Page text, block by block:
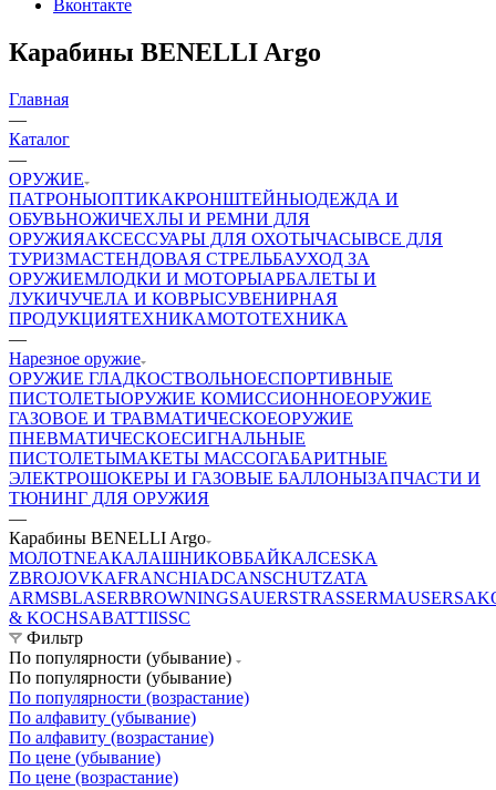
Вконтакте
Карабины BENELLI Argo
Главная
—
Каталог
—
ОРУЖИЕ
ПАТРОНЫОПТИКАКРОНШТЕЙНЫОДЕЖДА И
ОБУВЬНОЖИЧЕХЛЫ И РЕМНИ ДЛЯ
ОРУЖИЯАКСЕССУАРЫ ДЛЯ ОХОТЫЧАСЫВСЕ ДЛЯ
ТУРИЗМАСТЕНДОВАЯ СТРЕЛЬБАУХОД ЗА
ОРУЖИЕМЛОДКИ И МОТОРЫАРБАЛЕТЫ И
ЛУКИЧУЧЕЛА И КОВРЫСУВЕНИРНАЯ
ПРОДУКЦИЯТЕХНИКАМОТОТЕХНИКА
—
Нарезное оружие
ОРУЖИЕ ГЛАДКОСТВОЛЬНОЕСПОРТИВНЫЕ
ПИСТОЛЕТЫОРУЖИЕ КОМИССИОННОЕОРУЖИЕ
ГАЗОВОЕ И ТРАВМАТИЧЕСКОЕОРУЖИЕ
ПНЕВМАТИЧЕСКОЕСИГНАЛЬНЫЕ
ПИСТОЛЕТЫМАКЕТЫ МАССОГАБАРИТНЫЕ
ЭЛЕКТРОШОКЕРЫ И ГАЗОВЫЕ БАЛЛОНЫЗАПЧАСТИ И
ТЮНИНГ ДЛЯ ОРУЖИЯ
—
Карабины BENELLI Argo
МОЛОТNEAКАЛАШНИКОВБАЙКАЛCESKA
ZBROJOVKAFRANCHIADCANSCHUTZATA
ARMSBLASERBROWNINGSAUERSTRASSERMAUSER
& KOCHSABATTIISSC
Фильтр
По популярности (убывание)
По популярности (убывание)
По популярности (возрастание)
По алфавиту (убывание)
По алфавиту (возрастание)
По цене (убывание)
По цене (возрастание)